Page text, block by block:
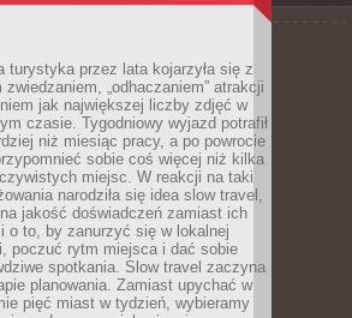
turystyka przez lata kojarzyła się z
zwiedzaniem, „odhaczaniem” atrakcji
jak największej liczby zdjęć w
czasie. Tygodniowy wyjazd potrafił
niż miesiąc pracy, a po powrocie
sobie coś więcej niż kilka
miejsc. W reakcji na taki
narodziła się idea slow travel,
jakość doświadczeń zamiast ich
o to, by zanurzyć się w lokalnej
poczuć rytm miejsca i dać sobie
spotkania. Slow travel zaczyna
planowania. Zamiast upychać w
pięć miast w tydzień, wybieramy